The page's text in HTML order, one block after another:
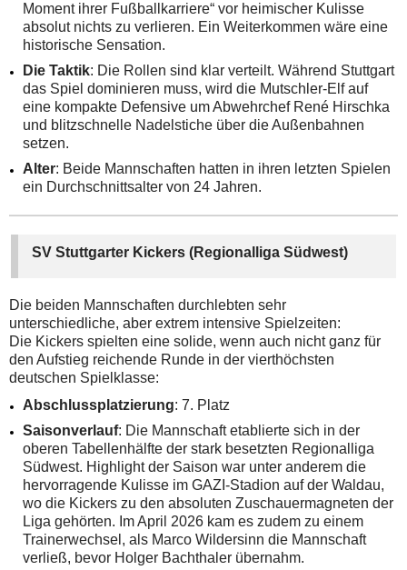
Moment ihrer Fußballkarriere“ vor heimischer Kulisse
absolut nichts zu verlieren. Ein Weiterkommen wäre eine
historische Sensation.
Die Taktik: Die Rollen sind klar verteilt. Während Stuttgart
das Spiel dominieren muss, wird die Mutschler-Elf auf
eine kompakte Defensive um Abwehrchef René Hirschka
und blitzschnelle Nadelstiche über die Außenbahnen
setzen.
Alter: Beide Mannschaften hatten in ihren letzten Spielen
ein Durchschnittsalter von 24 Jahren.
SV Stuttgarter Kickers (Regionalliga Südwest)
Die beiden Mannschaften durchlebten sehr
unterschiedliche, aber extrem intensive Spielzeiten:
Die Kickers spielten eine solide, wenn auch nicht ganz für
den Aufstieg reichende Runde in der vierthöchsten
deutschen Spielklasse:
Abschlussplatzierung: 7. Platz
Saisonverlauf: Die Mannschaft etablierte sich in der
oberen Tabellenhälfte der stark besetzten Regionalliga
Südwest. Highlight der Saison war unter anderem die
hervorragende Kulisse im GAZI-Stadion auf der Waldau,
wo die Kickers zu den absoluten Zuschauermagneten der
Liga gehörten. Im April 2026 kam es zudem zu einem
Trainerwechsel, als Marco Wildersinn die Mannschaft
verließ, bevor Holger Bachthaler übernahm.